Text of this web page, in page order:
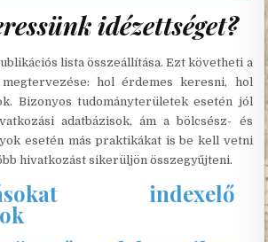
idézettséget?
lista összeállítása. Ezt követheti a
hol érdemes keresni, hol
Bizonyos tudományterületek esetén jól
adatbázisok, ám a bölcsész- és
esetén más praktikákat is be kell vetni
hivatkozást sikerüljön összegyűjteni.
indexelő